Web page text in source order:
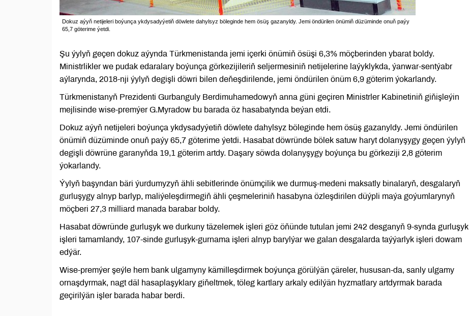
Dokuz aýyň netijeleri boýunça ykdysadyýetiň döwlete dahylsyz böleginde hem ösüş gazanyldy. Jemi öndürilen önümiň düzüminde onuň paýy
65,7 göterime ýetdi.
Şu ýylyň geçen dokuz aýynda Türkmenistanda jemi içerki önümiň ösüşi 6,3% möçberinden ybarat boldy.
Ministrlikler we pudak edaralary boýunça görkezijileriň seljermesiniň netijelerine laýyklykda, ýanwar-sentýabr
aýlarynda, 2018-nji ýylyň degişli döwri bilen deňeşdirilende, jemi öndürilen önüm 6,9 göterim ýokarlandy.
Türkmenistanyň Prezidenti Gurbanguly Berdimuhamedowyň anna güni geçiren Ministrler Kabinetiniň giňişleýin
mejlisinde wise-premýer G.Myradow bu barada öz hasabatynda beýan etdi.
Dokuz aýyň netijeleri boýunça ykdysadyýetiň döwlete dahylsyz böleginde hem ösüş gazanyldy. Jemi öndürilen
önümiň düzüminde onuň paýy 65,7 göterime ýetdi. Hasabat döwründe bölek satuw haryt dolanyşygy geçen ýylyň
degişli döwrüne garanyňda 19,1 göterim artdy. Daşary söwda dolanyşygy boýunça bu görkeziji 2,8 göterim
ýokarlandy.
Ýylyň başyndan bäri ýurdumyzyň ähli sebitlerinde önümçilik we durmuş-medeni maksatly binalaryň, desgalaryň
gurluşygy alnyp barlyp, maliýeleşdirmegiň ähli çeşmeleriniň hasabyna özleşdirilen düýpli maýa goýumlarynyň
möçberi 27,3 milliard manada barabar boldy.
Hasabat döwründe gurluşyk we durkuny täzelemek işleri göz öňünde tutulan jemi 242 desganyň 9-synda gurluşyk
işleri tamamlandy, 107-sinde gurluşyk-gurnama işleri alnyp barylýar we galan desgalarda taýýarlyk işleri dowam
edýär.
Wise-premýer şeýle hem bank ulgamyny kämilleşdirmek boýunça görülýän çäreler, hususan-da, sanly ulgamy
ornaşdyrmak, nagt däl hasaplaşyklary giňeltmek, töleg kartlary arkaly edilýän hyzmatlary artdyrmak barada
geçirilýän işler barada habar berdi.